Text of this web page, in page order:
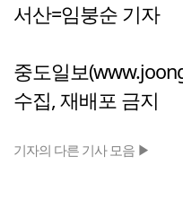
서산=임붕순 기자
중도일보
수집, 재배포 금지
기자의 다른 기사 모음 ▶